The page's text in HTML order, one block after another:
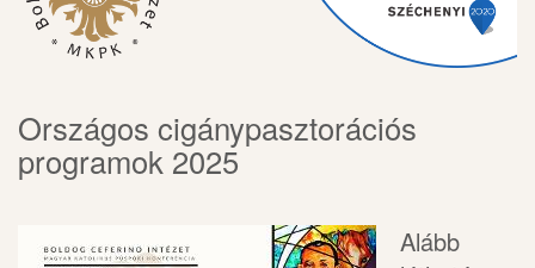
Országos cigánypasztorációs
programok 2025
Alább